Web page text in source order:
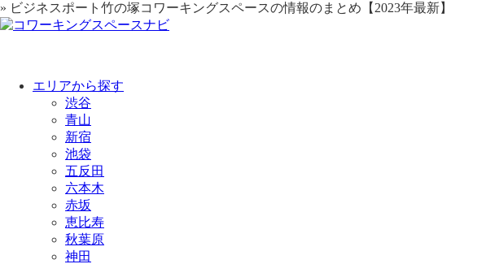
» ビジネスポート竹の塚コワーキングスペースの情報のまとめ【2023年最新】
エリアから探す
渋谷
青山
新宿
池袋
五反田
六本木
赤坂
恵比寿
秋葉原
神田